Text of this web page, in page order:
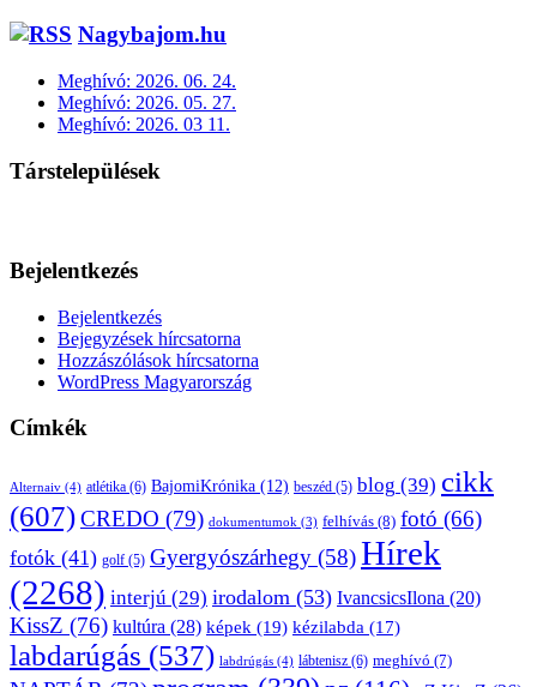
Nagybajom.hu
Meghívó: 2026. 06. 24.
Meghívó: 2026. 05. 27.
Meghívó: 2026. 03 11.
Társtelepülések
Bejelentkezés
Bejelentkezés
Bejegyzések hírcsatorna
Hozzászólások hírcsatorna
WordPress Magyarország
Címkék
Alternaiv (4) atlétika (6) BajomiKrónika (12) beszéd (5) blog (39) cikk
(607)CREDO (79) dokumentumok (3) felhívás (8) fotó (66)
fotók (41) golf (5) Gyergyószárhegy (58)Hírek
(2268) interjú (29) irodalom (53) IvancsicsIlona (20)
KissZ (76) kultúra (28) képek (19) kézilabda (17)
labdarúgás (537) labdrúgás (4) lábtenisz (6) meghívó (7)